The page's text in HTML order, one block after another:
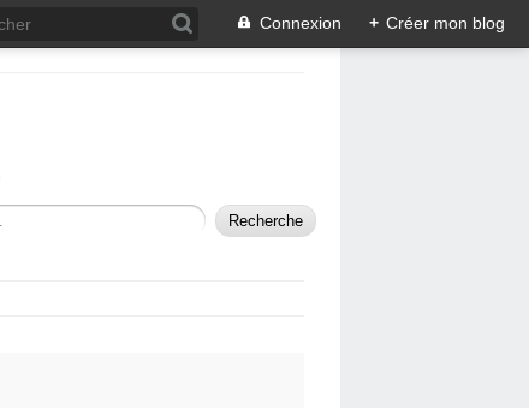
Connexion + Créer mon blog